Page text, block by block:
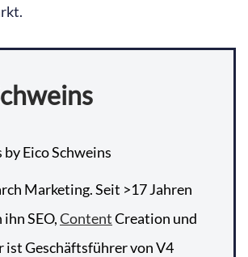
Eico Schweins
Marketing. Seit >17 Jahren
SEO,ContentCreation und
ist Geschäftsführer von V4